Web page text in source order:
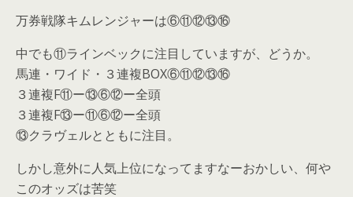
万券戦隊キムレンジャーは⑥⑪⑫⑬⑯
中でも⑪ラインベックに注目していますが、どうか。
馬連・ワイド・３連複BOX⑥⑪⑫⑬⑯
３連複F⑪ー⑬⑥⑫ー全頭
３連複F⑬ー⑪⑥⑫ー全頭
⑬クラヴェルとともに注目。
しかし意外に人気上位になってますなーおかしい、何や
このオッズは苦笑